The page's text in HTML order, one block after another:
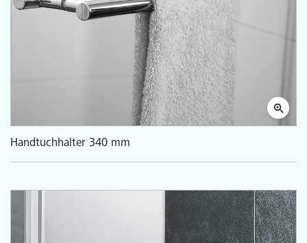
Handtuchhalter 340 mm